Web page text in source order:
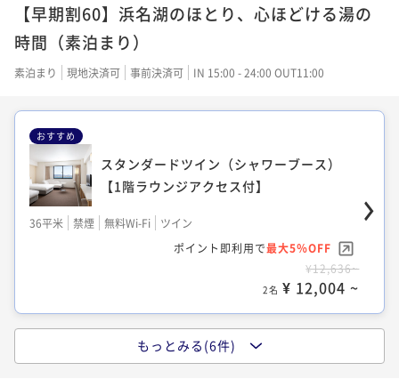
36平米 禁煙 無料Wi-Fi
ツイン
¥28,000~
クラシック和洋室【1階ラウンジアクセス
付】
36平米 禁煙 無料Wi-Fi
和洋室（ツイン）
ポイント即利用で最大5％OFF
¥28,600~
2名 ¥ 27,170 ~
スタンダードツイン【1階ラウンジアクセ
【早期割60】浜名湖のほとり、心ほどける湯の
時間（素泊まり）
素泊まり 現地決済可 事前決済可 IN 15:00 - 24:00 OUT11:00
おすすめ
スタンダードツイン（シャワーブース）
【1階ラウンジアクセス付】
36平米 禁煙 無料Wi-Fi
ツイン
ポイント即利用で最大5％OFF
¥12,636~
2名 ¥ 12,004 ~
クラシックツイン【1階ラウンジアクセス
もっとみる(6件)